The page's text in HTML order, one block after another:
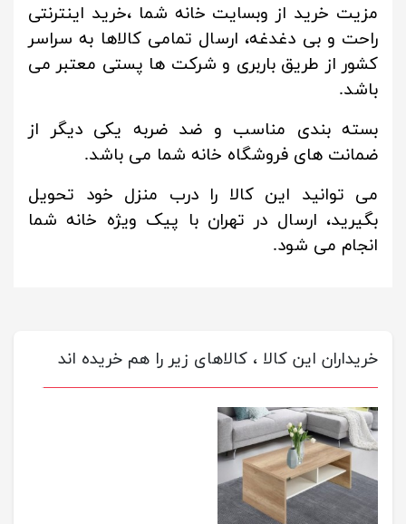
مزیت خرید از وبسایت خانه شما ،خرید اینترنتی
راحت و بی دغدغه، ارسال تمامی کالاها به سراسر
کشور از طریق باربری و شرکت ها پستی معتبر می
باشد.
بسته بندی مناسب و ضد ضربه یکی دیگر از
ضمانت های فروشگاه خانه شما می باشد.
می توانید این کالا را درب منزل خود تحویل
بگیرید، ارسال در تهران با پیک ویژه خانه شما
انجام می شود.
خریداران این کالا ، کالاهای زیر را هم خریده اند